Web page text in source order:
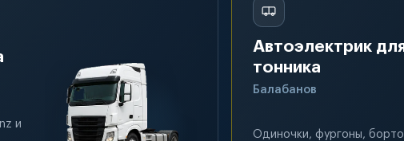
и
Автоэлектрик
тонника
Балабанов
Одиночки, фургоны,